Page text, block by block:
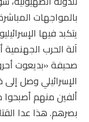
بالمواجهات
يتكبد فيها
آلة الحرب
صحيفة «بديعوت
الإسرائيلي وصل
ألفين منهم
بصرهم. هذا عدا